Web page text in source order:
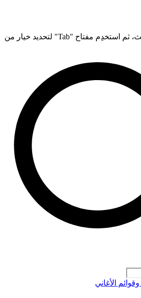
ابدأ الكتابة في مربع البحث، ثم استخدِم مفتاح "Tab" لتحديد خيار من
وقوائم الأغاني